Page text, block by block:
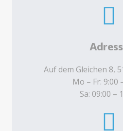
Auf dem Gleichen 8,
Mo – Fr: 9:00
Sa: 09:00 –